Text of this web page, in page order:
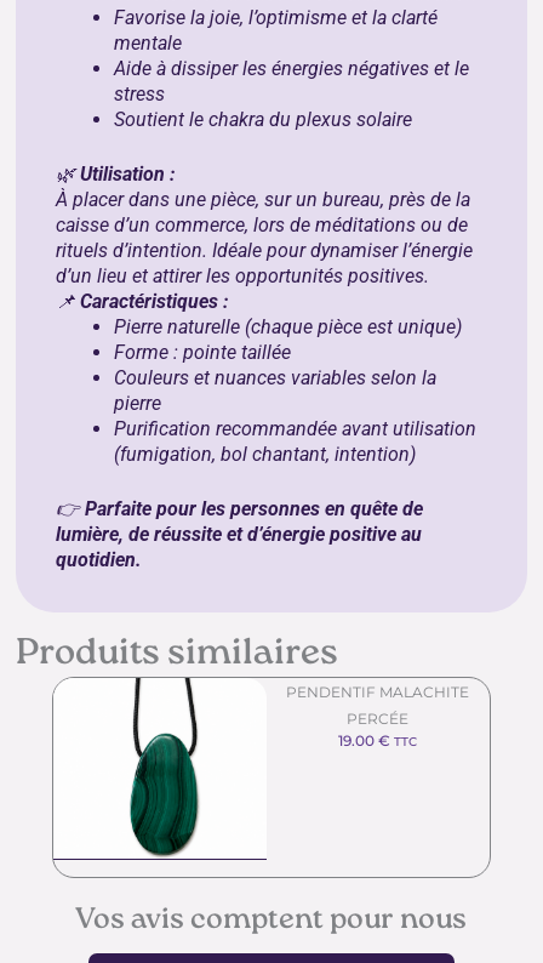
Favorise la joie, l’optimisme et la clarté
mentale
Aide à dissiper les énergies négatives et le
stress
Soutient le chakra du plexus solaire
🌿Utilisation :
À placer dans une pièce, sur un bureau, près de la
caisse d’un commerce, lors de méditations ou de
rituels d’intention. Idéale pour dynamiser l’énergie
d’un lieu et attirer les opportunités positives.
📌Caractéristiques :
Pierre naturelle (chaque pièce est unique)
Forme : pointe taillée
Couleurs et nuances variables selon la
pierre
Purification recommandée avant utilisation
(fumigation, bol chantant, intention)
👉Parfaite pour les personnes en quête de
lumière, de réussite et d’énergie positive au
quotidien.
Produits similaires
PENDENTIF MALACHITE
PERCÉE
19.00€ TTC
Vos avis comptent pour nous